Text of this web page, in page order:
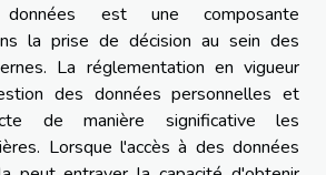
est une composante
la prise de décision au sein des
La réglementation en vigueur
des données personnelles et
de manière significative les
Lorsque l'accès à des données